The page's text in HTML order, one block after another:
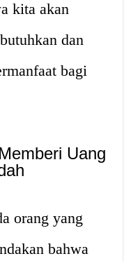
kita akan
dan
bagi
Uang
orang yang
bahwa